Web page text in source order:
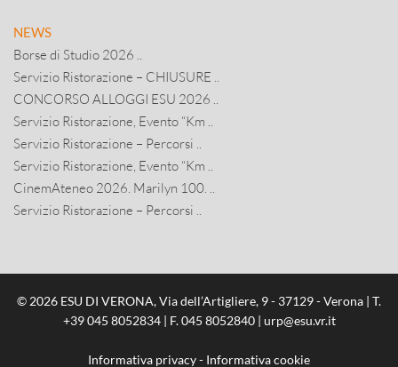
NEWS
Borse di Studio 2026 ..
Servizio Ristorazione – CHIUSURE ..
CONCORSO ALLOGGI ESU 2026 ..
Servizio Ristorazione, Evento “Km ..
Servizio Ristorazione – Percorsi ..
Servizio Ristorazione, Evento “Km ..
CinemAteneo 2026. Marilyn 100. ..
Servizio Ristorazione – Percorsi ..
© 2026 ESU DI VERONA, Via dell’Artigliere, 9 - 37129 - Verona | T.
+39 045 8052834| F. 045 8052840 | urp@esu.vr.it
Informativa privacy- Informativa cookie